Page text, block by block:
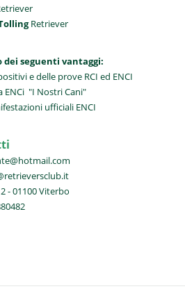
Retriever
dei seguenti vantaggi:
e delle prove RCI ed ENCI
"I Nostri Cani"
ufficiali ENCI
- 01100 Viterbo